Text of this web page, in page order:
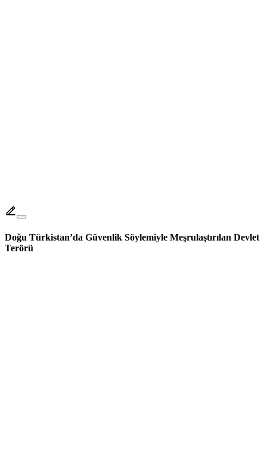
Doğu Türkistan’da Güvenlik Söylemiyle Meşrulaştırılan Devlet
Terörü